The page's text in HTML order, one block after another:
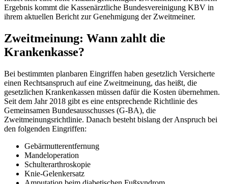
Ergebnis kommt die Kassenärztliche Bundesvereinigung KBV in
ihrem aktuellen Bericht zur Genehmigung der Zweitmeiner.
Zweitmeinung: Wann zahlt die
Krankenkasse?
Bei bestimmten planbaren Eingriffen haben gesetzlich Versicherte
einen Rechtsanspruch auf eine Zweitmeinung, das heißt, die
gesetzlichen Krankenkassen müssen dafür die Kosten übernehmen.
Seit dem Jahr 2018 gibt es eine entsprechende Richtlinie des
Gemeinsamen Bundesausschusses (G-BA), die
Zweitmeinungsrichtlinie. Danach besteht bislang der Anspruch bei
den folgenden Eingriffen:
Gebärmutterentfernung
Mandeloperation
Schulterarthroskopie
Knie-Gelenkersatz